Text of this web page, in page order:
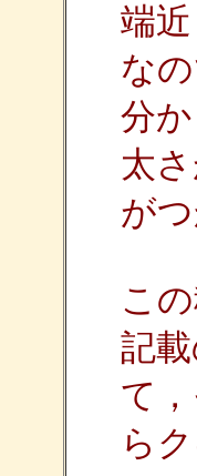
端
な
分
太
が
こ
記
て
ら